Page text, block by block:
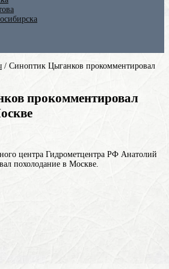
/ Синоптик Цыганков прокомментировал
прокомментировал
центра Гидрометцентра РФ Анатолий
похолодание в Москве.